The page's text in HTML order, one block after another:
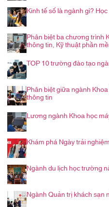
Kinh tế số là ngành gì?
Phân biệt ba chương trình
thông tin, Kỹ thuật phần
TOP 10 trường đào tạo
Phân biệt giữa ngành
thông tin
Lương ngành Khoa học
Khám phá Ngày trải
Ngành du lịch học trường
Ngành Quản trị khách sạn